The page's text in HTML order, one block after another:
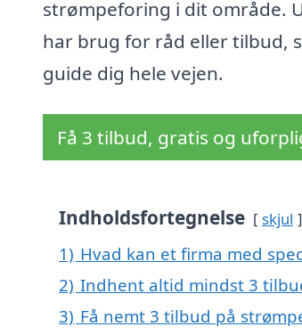
strømpeforing i dit område.
har brug for råd eller tilbud,
guide dig hele vejen.
Få 3 tilbud, gratis og
Indholdsfortegnelse skjul
1) Hvad kan et firma med
2) Indhent altid mindst 3
3) Få nemt 3 tilbud på